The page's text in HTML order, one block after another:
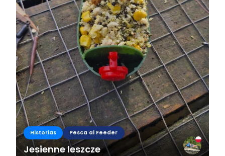
Historias Pesca al Feeder
Jesienne leszcze